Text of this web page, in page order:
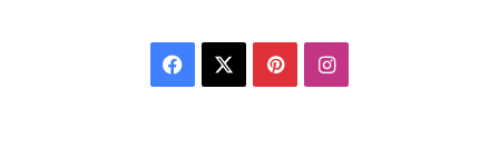
Facebook PinterestInstagram